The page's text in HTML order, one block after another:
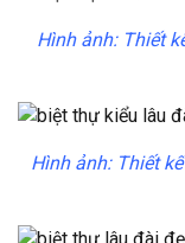
Hình ảnh: Thiết
Hình ảnh: Thiết